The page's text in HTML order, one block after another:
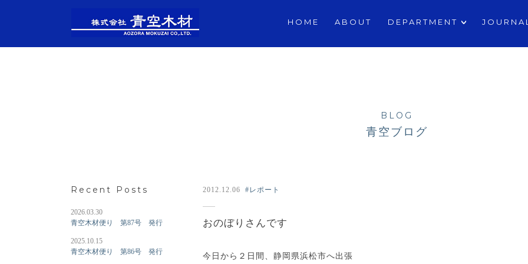
HOME ABOUT DEPARTMENT JOURNAL
BLOG
青空ブログ
Recent Posts
2026.03.30
青空木材便り 第87号 発行
2025.10.15
青空木材便り 第86号 発行
2012.12.06 #レポート
おのぼりさんです
今日から２日間、静岡県浜松市へ出張